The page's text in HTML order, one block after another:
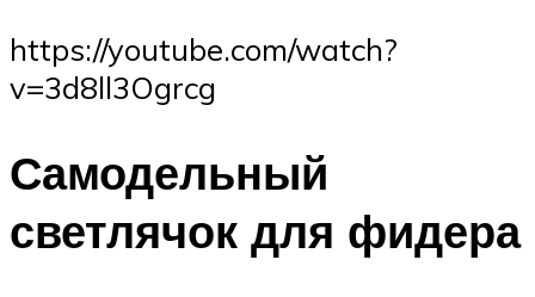
https://youtube.com/watch?
v=3d8ll3Ogrcg
Самодельный
светлячок для фидера